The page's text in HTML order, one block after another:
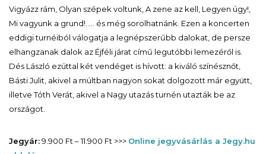
Vigyázz rám, Olyan szépek voltunk, A zene az kell, Legyen úgy!,
Mi vagyunk a grund!.…. és még sorolhatnánk. Ezen a koncerten
eddigi turnéiból válogatja a legnépszerűbb dalokat, de persze
elhangzanak dalok az Éjféli járat című legutóbbi lemezéről is.
Dés László ezúttal két vendéget is hívott: a kiváló színésznőt,
Básti Julit, akivel a múltban nagyon sokat dolgozott már együtt,
illetve Tóth Verát, akivel a Nagy utazás turnén utazták be az
országot.
Jegyár:9.900 Ft – 11.900 Ft >>> Online jegyvásárlás a Jegy.hu